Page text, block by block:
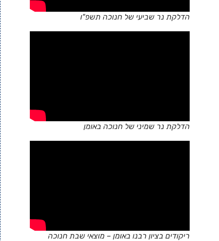
הדלקת נר שביעי של חנוכה תשפ"ו
הדלקת נר שמיני של חנוכה באומן
ריקודים בציון רבנו באומן – מוצאי שבת חנוכה